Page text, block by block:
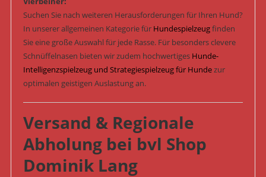
Suchen Sie nach weiteren Herausforderungen für Ihren Hund?
In unserer allgemeinen Kategorie für Hundespielzeugfinden
Sie eine große Auswahl für jede Rasse. Für besonders clevere
Schnüffelnasen bieten wir zudem hochwertiges Hunde-
Intelligenzspielzeug und Strategiespielzeug für Hundezur
optimalen geistigen Auslastung an.
Versand & Regionale
Abholung bei bvl Shop
Dominik Lang